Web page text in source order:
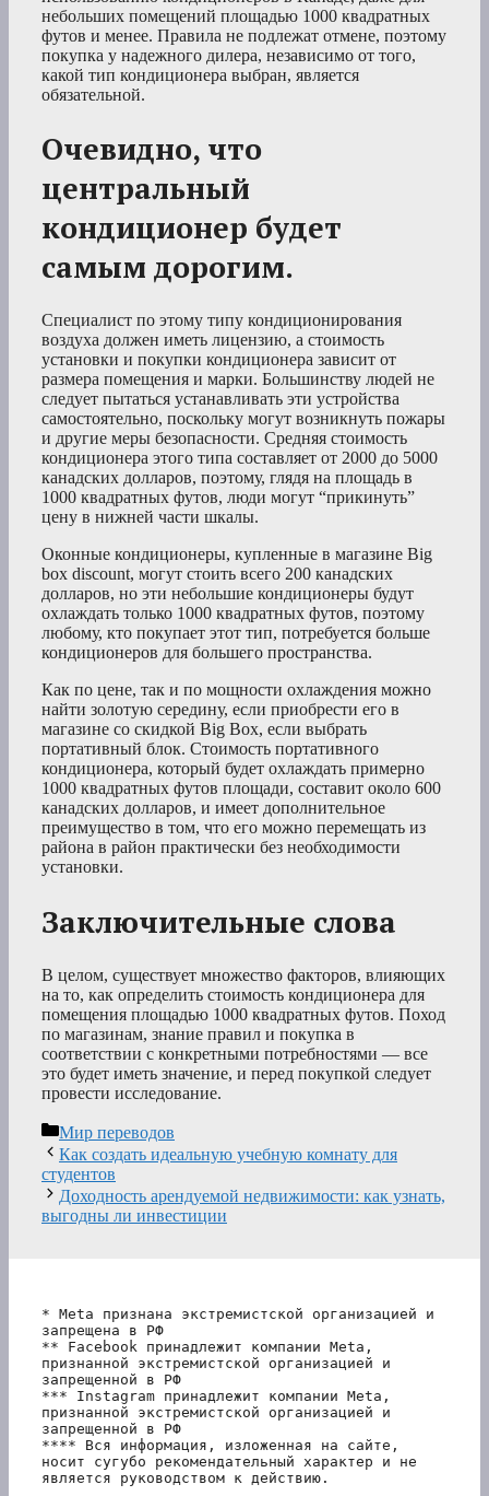
небольших помещений площадью 1000 квадратных
футов и менее. Правила не подлежат отмене, поэтому
покупка у надежного дилера, независимо от того,
какой тип кондиционера выбран, является
обязательной.
Очевидно, что
центральный
кондиционер будет
самым дорогим.
Специалист по этому типу кондиционирования
воздуха должен иметь лицензию, а стоимость
установки и покупки кондиционера зависит от
размера помещения и марки. Большинству людей не
следует пытаться устанавливать эти устройства
самостоятельно, поскольку могут возникнуть пожары
и другие меры безопасности. Средняя стоимость
кондиционера этого типа составляет от 2000 до 5000
канадских долларов, поэтому, глядя на площадь в
1000 квадратных футов, люди могут “прикинуть”
цену в нижней части шкалы.
Оконные кондиционеры, купленные в магазине Big
box discount, могут стоить всего 200 канадских
долларов, но эти небольшие кондиционеры будут
охлаждать только 1000 квадратных футов, поэтому
любому, кто покупает этот тип, потребуется больше
кондиционеров для большего пространства.
Как по цене, так и по мощности охлаждения можно
найти золотую середину, если приобрести его в
магазине со скидкой Big Box, если выбрать
портативный блок. Стоимость портативного
кондиционера, который будет охлаждать примерно
1000 квадратных футов площади, составит около 600
канадских долларов, и имеет дополнительное
преимущество в том, что его можно перемещать из
района в район практически без необходимости
установки.
Заключительные слова
В целом, существует множество факторов, влияющих
на то, как определить стоимость кондиционера для
помещения площадью 1000 квадратных футов. Поход
по магазинам, знание правил и покупка в
соответствии с конкретными потребностями — все
это будет иметь значение, и перед покупкой следует
провести исследование.
Рубрики
Мир переводов
Как создать идеальную учебную комнату для
студентов
Доходность арендуемой недвижимости: как узнать,
выгодны ли инвестиции
* Meta признана экстремистской организацией и
запрещена в РФ
** Facebook принадлежит компании Meta,
признанной экстремистской организацией и
запрещенной в РФ
*** Instagram принадлежит компании Meta,
признанной экстремистской организацией и
запрещенной в РФ
**** Вся информация, изложенная на сайте,
носит сугубо рекомендательный характер и не
является руководством к действию.